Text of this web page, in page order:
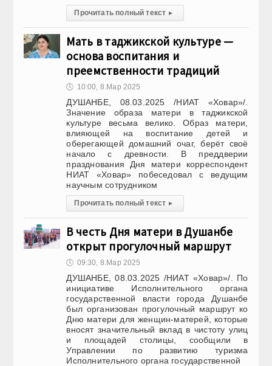
Прочитать полный текст ▸
Мать в таджикской культуре —
основа воспитания и
преемственности традиций
🕔 10:00, 8.Мар 2025
ДУШАНБЕ, 08.03.2025 /НИАТ «Ховар»/.
Значение образа матери в таджикской
культуре весьма велико. Образ матери,
влияющей на воспитание детей и
оберегающей домашний очаг, берёт своё
начало с древности. В преддверии
празднования Дня матери корреспондент
НИАТ «Ховар» побеседовал с ведущим
научным сотрудником
Прочитать полный текст ▸
В честь Дня матери в Душанбе
открыт прогулочный маршрут
🕔 09:30, 8.Мар 2025
ДУШАНБЕ, 08.03.2025 /НИАТ «Ховар»/. По
инициативе Исполнительного органа
государственной власти города Душанбе
был организован прогулочный маршрут ко
Дню матери для женщин-матерей, которые
вносят значительный вклад в чистоту улиц
и площадей столицы, сообщили в
Управлении по развитию туризма
Исполнительного органа государственной